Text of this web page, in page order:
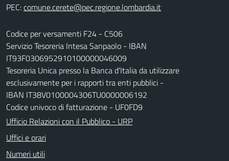
PEC:
Codice per versamenti F24 - C506
Servizio Tesoreria Intesa Sanpaolo - IBAN
IT93F0306952910100000046009
Tesoreria Unica presso la Banca d'Italia da utilizzare
esclusivamente per i rapporti tra enti pubblici -
IBAN IT38V0100004306TU0000006192
Codice univoco di fatturazione - UF0FD9
Ufficio Relazioni con il Pubblico - URP
Uffici e orari
Numeri utili